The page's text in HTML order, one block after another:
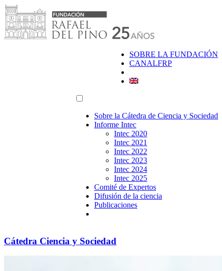
Saltar
al
contenido
SOBRE LA FUNDACIÓN
CANALFRP
Sobre la Cátedra de Ciencia y Sociedad
Informe Intec
Intec 2020
Intec 2021
Intec 2022
Intec 2023
Intec 2024
Intec 2025
Comité de Expertos
Difusión de la ciencia
Publicaciones
Cátedra Ciencia y Sociedad